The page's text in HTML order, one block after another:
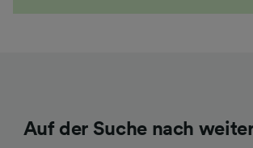
Auf der Suche nach